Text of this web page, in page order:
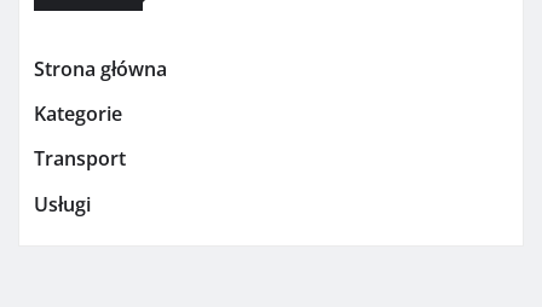
Strona główna
Kategorie
Transport
Usługi